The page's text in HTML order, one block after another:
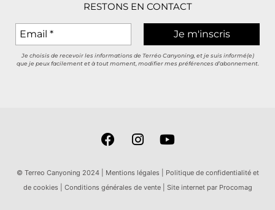
RESTONS EN CONTACT
Je choisis de recevoir les informations de Terréo Canyoning, et je suis informé(e)
que je peux facilement et à tout moment, modifier mes préférences d’abonnement.
F
a
e
b
I
n
t
a
Y
o
t
u
© Terreo Canyoning 2024 | Mentions légales
Politique de confidentialité et
de cookies
Conditions générales de vente| Site internet par Procomag